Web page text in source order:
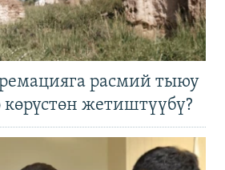
расмий тыюу
жетиштүүбү?